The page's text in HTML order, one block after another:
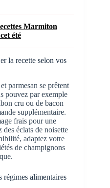
Marmiton
été
la recette selon vos
parmesan se prêtent
pouvez par exemple
cru ou de bacon
supplémentaire.
frais pour une
des éclats de noisette
adaptez votre
de champignons
régimes alimentaires